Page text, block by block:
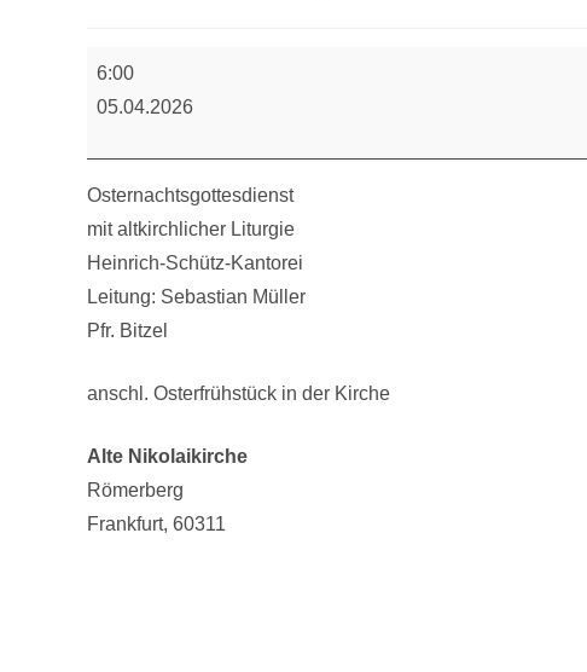
Osternachtgottesdienst
6:00
05.04.2026
Osternachtsgottesdienst
mit altkirchlicher Liturgie
Heinrich-Schütz-Kantorei
Leitung: Sebastian Müller
Pfr. Bitzel
anschl. Osterfrühstück in der Kirche
Alte Nikolaikirche
Römerberg
Frankfurt, 60311